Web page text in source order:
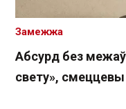
Абсурд без
свету»,
Замежжа